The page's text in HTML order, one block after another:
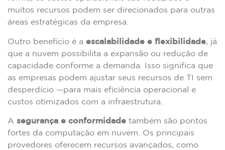
muitos recursos podem ser direcionados para outras
áreas estratégicas da empresa.
Outro benefício é a escalabilidade e flexibilidade, já
que a nuvem possibilita a expansão ou redução de
capacidade conforme a demanda. Isso significa que
as empresas podem ajustar seus recursos de TI sem
desperdício —para mais eficiência operacional e
custos otimizados com a infraestrutura.
A segurança e conformidade também são pontos
fortes da computação em nuvem. Os principais
provedores oferecem recursos avançados, como